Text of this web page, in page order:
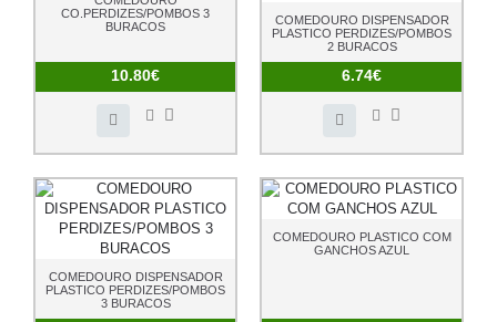
CO.PERDIZES/POMBOS 3
BURACOS
10.80€
COMEDOURO DISPENSADOR
PLASTICO PERDIZES/POMBOS
2 BURACOS
6.74€
COMEDOURO DISPENSADOR
PLASTICO PERDIZES/POMBOS
3 BURACOS
COMEDOURO PLASTICO COM
GANCHOS AZUL